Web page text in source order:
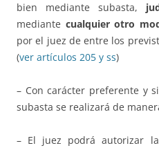
bien mediante subasta,
mediante cualquier otro
por el juez de entre los
(ver artículos 205 y ss)
– Con carácter preferente y
subasta se realizará de
– El juez podrá autorizar la